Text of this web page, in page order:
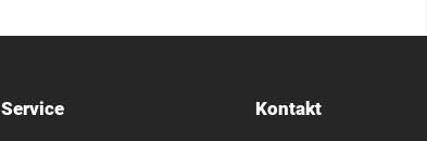
Service Kontakt